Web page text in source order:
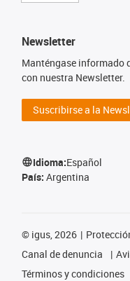
Newsletter
Manténgase informado
con nuestra Newsletter.
Suscribirse a la
Idioma:Español
País: Argentina
© igus, 2026
Canal de denuncia
Términos y condiciones